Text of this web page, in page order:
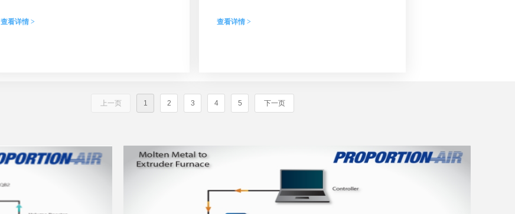
查看详情 > 查看详情 >
上一页 1 2 3 4 5 下一页